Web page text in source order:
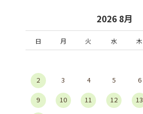
2026 8月
日 月 火 水 木
2 3 4 5 6
9 10 11 12 13